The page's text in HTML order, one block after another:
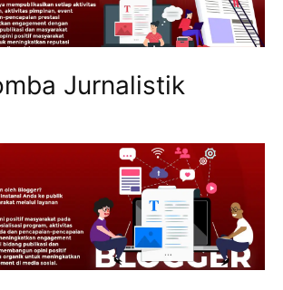
Jurnalistik